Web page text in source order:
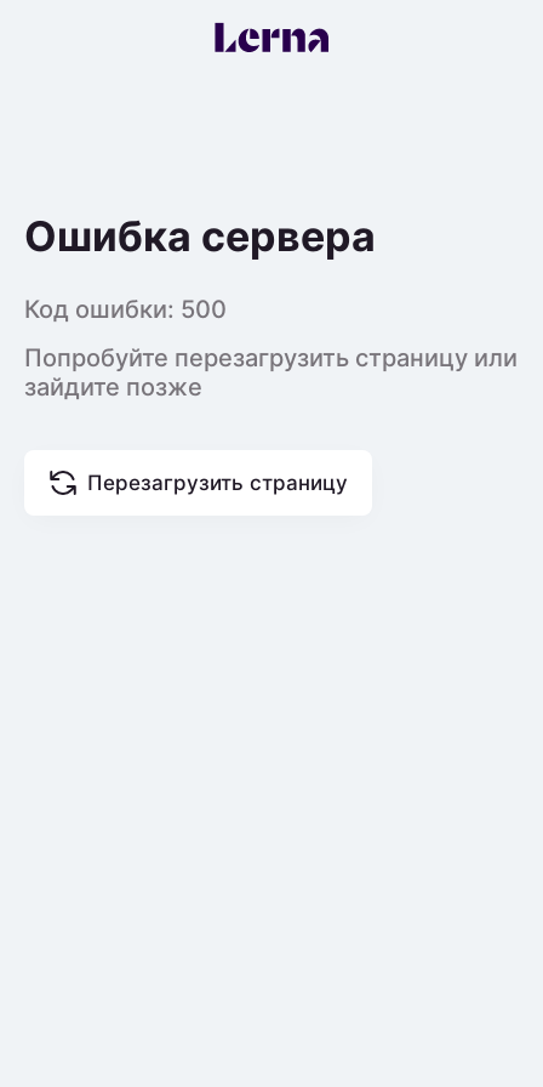
Ошибка сервера
Код ошибки: 500
Попробуйте перезагрузить страницу или
зайдите позже
Перезагрузить страницу